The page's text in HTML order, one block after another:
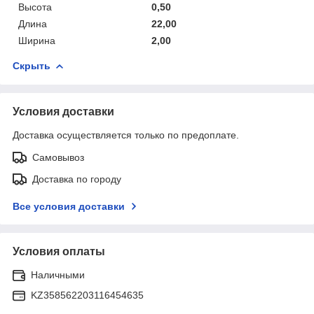
Высота
0,50
Длина
22,00
Ширина
2,00
Скрыть
Условия доставки
Доставка осуществляется только по предоплате.
Самовывоз
Доставка по городу
Все условия доставки
Условия оплаты
Наличными
KZ358562203116454635